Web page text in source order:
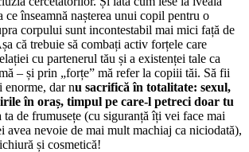
ce înseamnă nașterea unui copil pentru o
corpului sunt incontestabil mai mici față de
că trebuie să combați activ forțele care
cu partenerul tău și a existenței tale ca
– și prin „forțe” mă refer la copiii tăi. Să fii
enorme, dar nu sacrifică în totalitate: sexul,
în oraș, timpul pe care-l petreci doar tu
ta de frumusețe (cu siguranță îți vei face mai
avea nevoie de mai mult machiaj ca niciodată),
și cosmetică!